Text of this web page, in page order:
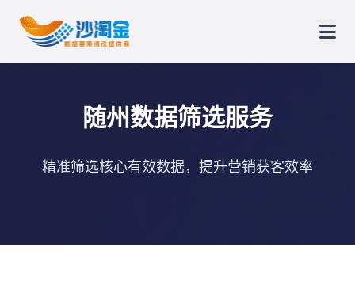
随州数据筛选服务
精准筛选核心有效数据，提升营销获客效率